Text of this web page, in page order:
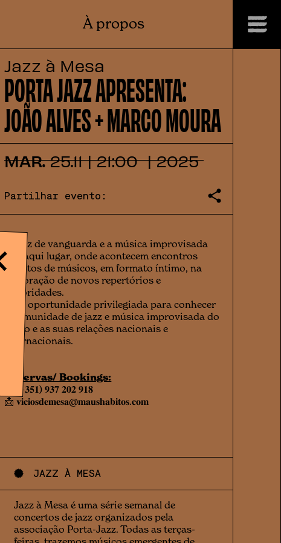
À propos
Jazz à Mesa
PORTA JAZZ APRESENTA:
JOÃO ALVES + MARCO MOURA
MAR. 25.11 | 21:00 | 2025
Partilhar evento:
O jazz de vanguarda e a música improvisada
têm aqui lugar, onde acontecem encontros
inéditos de músicos, em formato íntimo, na
exploração de novos repertórios e
sonoridades.
Uma oportunidade privilegiada para conhecer
a comunidade de jazz e música improvisada do
Porto e as suas relações nacionais e
internacionais.
Reservas/ Bookings:
📞 (+𝟑𝟓𝟏) 𝟗𝟑𝟕 𝟐𝟎𝟐 𝟗𝟏𝟖
📩 𝐯𝐢𝐜𝐢𝐨𝐬𝐝𝐞𝐦𝐞𝐬𝐚@𝐦𝐚𝐮𝐬𝐡𝐚𝐛𝐢𝐭𝐨𝐬.𝐜𝐨𝐦
v JAZZ À MESA
Jazz à Mesa é uma série semanal de
concertos de jazz organizados pela
associação Porta-Jazz. Todas as terças-